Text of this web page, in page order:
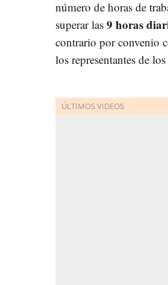
número de horas de
superar las 9 horas
contrario por convenio
los representantes de